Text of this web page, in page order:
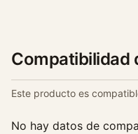
Compatibilidad
Este producto es
No hay datos de